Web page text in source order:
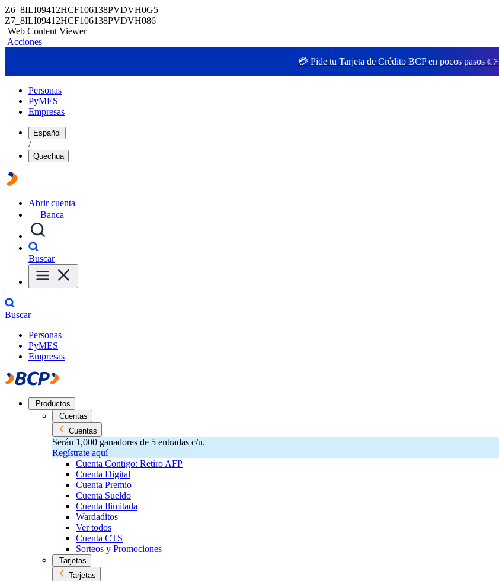
Z6_8ILI09412HCF106138PVDVH0G5
Z7_8ILI09412HCF106138PVDVH086
Web Content Viewer
Acciones
💳 Pide tu Tarjeta de Crédito BCP en pocos pasos 👉
Personas
PyMES
Empresas
Español
/
Quechua
Abrir cuenta
Banca
Buscar
Buscar
Personas
PyMES
Empresas
Productos
Cuentas
Cuentas
Serán 1,000 ganadores de 5 entradas c/u.
Regístrate aquí
Cuenta Contigo: Retiro AFP
Cuenta Digital
Cuenta Premio
Cuenta Sueldo
Cuenta Ilimitada
Wardaditos
Ver todos
Cuenta CTS
Sorteos y Promociones
Tarjetas
Tarjetas